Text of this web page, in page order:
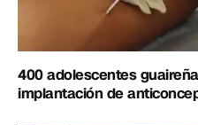
400 adolescentes
implantación de